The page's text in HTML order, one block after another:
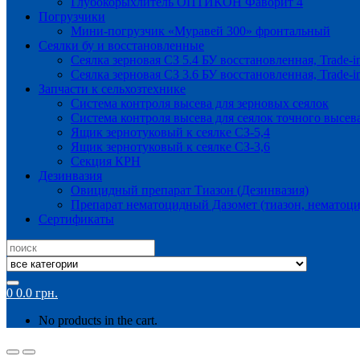
Погрузчики
Мини-погрузчик «Муравей 300» фронтальный
Сеялки бу и восстановленные
Сеялка зерновая СЗ 5.4 БУ восстановленная, Trade-
Сеялка зерновая СЗ 3.6 БУ восстановленная, Trade-
Запчасти к сельхозтехнике
Система контроля высева для зерновых сеялок
Система контроля высева для сеялок точного
Ящик зернотуковый к сеялке СЗ-5,4
Ящик зернотуковый к сеялке СЗ-3,6
Секция КРН
Дезинвазия
Овицидный препарат Тиазон (Дезинвазия)
Препарат нематоцидный Дазомет (тиазон,
Сертификаты
Search
for:
0 0.0 грн.
No products in the cart.